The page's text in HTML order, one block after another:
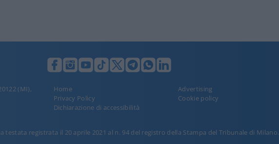
(MI),
Home Advertising
Privacy Policy
Cookie policy
Dichiarazione di accessibilità
testata registrata il 20 aprile 2021 al n. 94 del registro della Stampa del Tribunale di Milano.